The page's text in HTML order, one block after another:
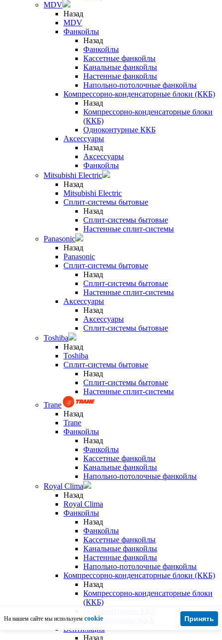
MDV
Назад
MDV
Фанкойлы
Назад
Фанкойлы
Кассетные фанкойлы
Канальные фанкойлы
Настенные фанкойлы
Напольно-потолочные фанкойлы
Компрессорно-конденсаторные блоки (ККБ)
Назад
Компрессорно-конденсаторные блоки
(ККБ)
Одноконтурные ККБ
Аксессуары
Назад
Аксессуары
Фанкойлы
Mitsubishi Electric
Назад
Mitsubishi Electric
Сплит-системы бытовые
Назад
Сплит-системы бытовые
Настенные сплит-системы
Panasonic
Назад
Panasonic
Сплит-системы бытовые
Назад
Сплит-системы бытовые
Настенные сплит-системы
Аксессуары
Назад
Аксессуары
Сплит-системы бытовые
Toshiba
Назад
Toshiba
Сплит-системы бытовые
Назад
Сплит-системы бытовые
Настенные сплит-системы
Trane
Назад
Trane
Фанкойлы
Назад
Фанкойлы
Кассетные фанкойлы
Канальные фанкойлы
Напольно-потолочные фанкойлы
Royal Clima
Назад
Royal Clima
Фанкойлы
Назад
Фанкойлы
Кассетные фанкойлы
Канальные фанкойлы
Настенные фанкойлы
Напольно-потолочные фанкойлы
Компрессорно-конденсаторные блоки (ККБ)
Назад
Компрессорно-конденсаторные блоки
(ККБ)
Двухконтурные ККБ
Вентиляция
Назад
На нашем сайте мы используем cookie Принять